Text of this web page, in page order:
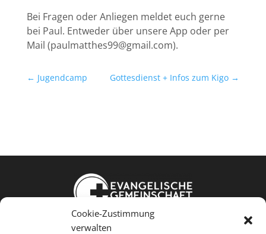
Cookie-Zustimmung
verwalten
Bei Fragen oder Anliegen meldet euch gerne
bei Paul. Entweder über unsere App oder per
Mail (paulmatthes99@gmail.com).
← Jugendcamp Gottesdienst + Infos zum Kigo →
Weißkopfstraße 24